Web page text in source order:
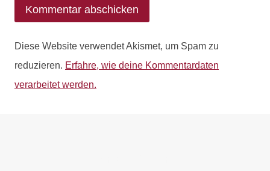
Diese Website verwendet Akismet, um Spam zu
reduzieren. Erfahre, wie deine Kommentardaten
verarbeitet werden.